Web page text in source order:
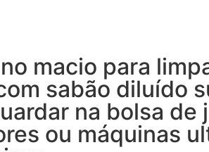
macio para
sabão diluído
na bolsa
ou máquinas